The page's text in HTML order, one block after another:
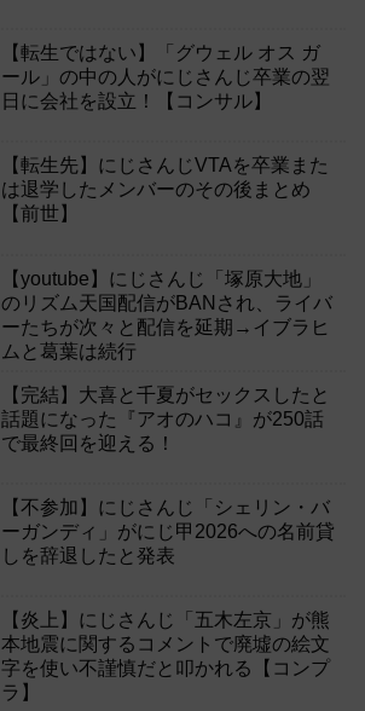
【転生ではない】「グウェル オス ガ
ール」の中の人がにじさんじ卒業の翌
日に会社を設立！【コンサル】
【転生先】にじさんじVTAを卒業また
は退学したメンバーのその後まとめ
【前世】
【youtube】にじさんじ「塚原大地」
のリズム天国配信がBANされ、ライバ
ーたちが次々と配信を延期→イブラヒ
ムと葛葉は続行
【完結】大喜と千夏がセックスしたと
話題になった『アオのハコ』が250話
で最終回を迎える！
【不参加】にじさんじ「シェリン・バ
ーガンディ」がにじ甲2026への名前貸
しを辞退したと発表
【炎上】にじさんじ「五木左京」が熊
本地震に関するコメントで廃墟の絵文
字を使い不謹慎だと叩かれる【コンプ
ラ】